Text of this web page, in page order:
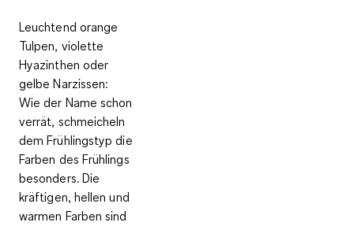
Leuchtend orange
Tulpen, violette
Hyazinthen oder
gelbe Narzissen:
Wie der Name schon
verrät, schmeicheln
dem Frühlingstyp die
Farben des Frühlings
besonders. Die
kräftigen, hellen und
warmen Farben sind